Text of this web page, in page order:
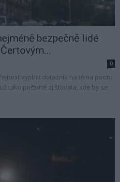
bezpečně lidé
0
vyplnit dotazník na téma pocitu
tako počtvrté zjišťovala, kde by se